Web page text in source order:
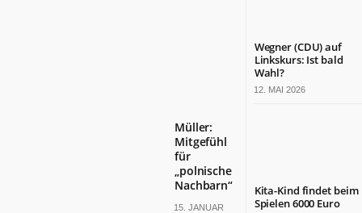
Müller:
Mitgefühl
für
„polnische
Nachbarn“
15. JANUAR
Wegner (CDU) auf
Linkskurs: Ist bald
Wahl?
12. MAI 2026
Kita-Kind findet beim
Spielen 6000 Euro